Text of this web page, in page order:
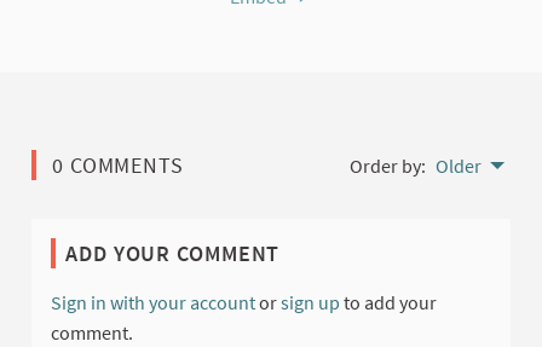
0 COMMENTS Order by: Older
ADD YOUR COMMENT
Sign in with your accountorsign up to add your
comment.